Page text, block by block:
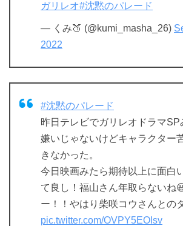
ガリレオ#沈黙のパレード
— くみ🍑 (@kumi_masha_26)
2022
#沈黙のパレード
昨日テレビでガリレオドラマSP
嫌いじゃないけどキャラクター
きなかった。
今日映画みたら期待以上に面白
て良し！福山さん年取らないね
ー！！やはり柴咲コウさんとの
pic.twitter.com/OVPY5EOIsv